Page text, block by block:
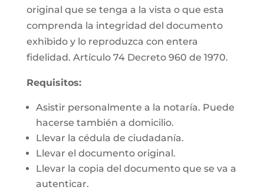
original que se tenga a la vista o que esta
comprenda la integridad del documento
exhibido y lo reproduzca con entera
fidelidad. Artículo 74 Decreto 960 de 1970.
Requisitos:
Asistir personalmente a la notaría. Puede
hacerse también a domicilio.
Llevar la cédula de ciudadanía.
Llevar el documento original.
Llevar la copia del documento que se va a
autenticar.